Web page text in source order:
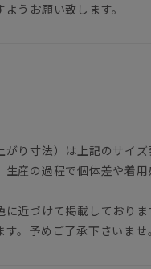
うお願い致します。
り寸法）は上記のサイズ
産の過程で個体差や着
近づけて掲載しており
。予めご了承下さいませ。